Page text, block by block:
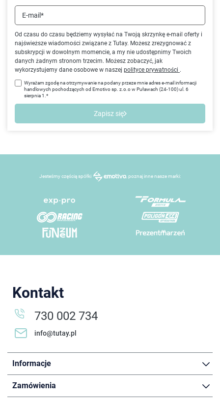
Od czasu do czasu będziemy wysyłać na Twoją skrzynkę e-mail oferty i
najświeższe wiadomości związane z Tutay. Możesz zrezygnować z
subskrypcji w dowolnym momencie, a my nie udostępnimy Twoich
danych żadnym stronom trzecim. Możesz zobaczyć, jak
wykorzystujemy dane osobowe w naszej polityce prywatności .
E-mail*
Wyrażam zgodę na otrzymywanie na podany przeze mnie adres e-mail informacji
handlowych pochodzących od Emotivo sp. z.o.o w Puławach (24-100) ul. 6
sierpnia 1.*
Zapisz się
Jesteśmy częścią spółki , poznaj inne nasze marki:
Kontakt
730 002 734
info@tutay.pl
Informacje
Zamówienia